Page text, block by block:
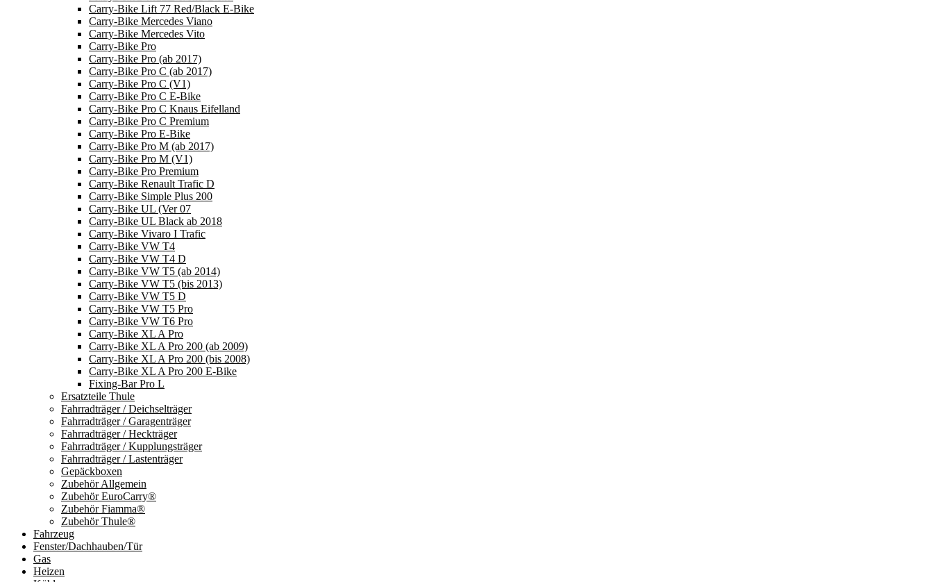
Carry-Bike Lift 77 Red/Black E-Bike
Carry-Bike Mercedes Viano
Carry-Bike Mercedes Vito
Carry-Bike Pro
Carry-Bike Pro (ab 2017)
Carry-Bike Pro C (ab 2017)
Carry-Bike Pro C (V1)
Carry-Bike Pro C E-Bike
Carry-Bike Pro C Knaus Eifelland
Carry-Bike Pro C Premium
Carry-Bike Pro E-Bike
Carry-Bike Pro M (ab 2017)
Carry-Bike Pro M (V1)
Carry-Bike Pro Premium
Carry-Bike Renault Trafic D
Carry-Bike Simple Plus 200
Carry-Bike UL (Ver 07
Carry-Bike UL Black ab 2018
Carry-Bike Vivaro I Trafic
Carry-Bike VW T4
Carry-Bike VW T4 D
Carry-Bike VW T5 (ab 2014)
Carry-Bike VW T5 (bis 2013)
Carry-Bike VW T5 D
Carry-Bike VW T5 Pro
Carry-Bike VW T6 Pro
Carry-Bike XL A Pro
Carry-Bike XL A Pro 200 (ab 2009)
Carry-Bike XL A Pro 200 (bis 2008)
Carry-Bike XL A Pro 200 E-Bike
Fixing-Bar Pro L
Ersatzteile Thule
Fahrradträger / Deichselträger
Fahrradträger / Garagenträger
Fahrradträger / Heckträger
Fahrradträger / Kupplungsträger
Fahrradträger / Lastenträger
Gepäckboxen
Zubehör Allgemein
Zubehör EuroCarry®
Zubehör Fiamma®
Zubehör Thule®
Fahrzeug
Fenster/Dachhauben/Tür
Gas
Heizen